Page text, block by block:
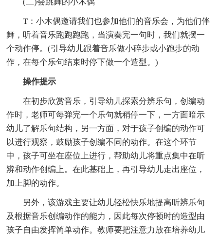
T：小木偶邀请我们也参加他们的音乐会，为他们伴
舞，听着音乐跑跑跑跑，当演奏完一句时，我们就摆一
个动作停。(引导幼儿跟着音乐做小碎步或小跑步的动
作，在每个乐句结束时停下做一个造型。)
操作提示
在初步欣赏音乐，引导幼儿探索分辨乐句，创编动
作时，老师可每弹完一个乐句就稍停一下，一方面暗示
幼儿了解乐句结构，另一方面，对于孩子创编的动作可
以进行观察，鼓励孩子创编不同的动作。在这个环节
中，孩子可坐在座位上进行，帮助幼儿将重点集中在听
辨和动作创编上。在此基础上，再引导幼儿走出座位，
加上脚的动作。
另外，该游戏主要让幼儿轻松快乐地提高听辨乐句
及根据音乐创编动作的能力，因此每次停顿时的造型由
孩子自由发挥简单动作。教师要把注意力放在培养幼儿